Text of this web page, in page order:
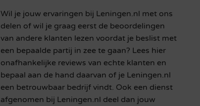
Wil je jouw ervaringen bij Leningen.nl met ons
delen of wil je graag eerst de beoordelingen
van andere klanten lezen voordat je beslist met
een bepaalde partij in zee te gaan? Lees hier
onafhankelijke reviews van echte klanten en
bepaal aan de hand daarvan of je Leningen.nl
een betrouwbaar bedrijf vindt. Ook een dienst
afgenomen bij Leningen.nl deel dan jouw